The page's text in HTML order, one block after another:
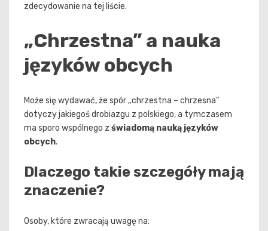
zdecydowanie na tej liście.
„Chrzestna” a nauka
języków obcych
Może się wydawać, że spór „chrzestna – chrzesna”
dotyczy jakiegoś drobiazgu z polskiego, a tymczasem
ma sporo wspólnego z świadomą nauką języków
obcych.
Dlaczego takie szczegóły mają
znaczenie?
Osoby, które zwracają uwagę na: